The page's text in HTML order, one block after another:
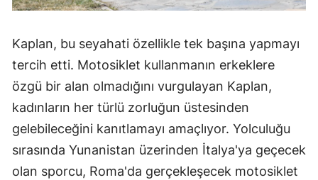
Kaplan, bu seyahati özellikle tek başına yapmayı
tercih etti. Motosiklet kullanmanın erkeklere
özgü bir alan olmadığını vurgulayan Kaplan,
kadınların her türlü zorluğun üstesinden
gelebileceğini kanıtlamayı amaçlıyor. Yolculuğu
sırasında Yunanistan üzerinden İtalya'ya geçecek
olan sporcu, Roma'da gerçekleşecek motosiklet